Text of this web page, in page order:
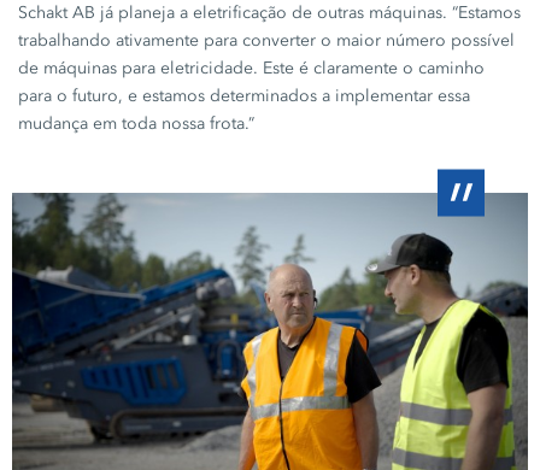
Schakt AB já planeja a eletrificação de outras máquinas. “Estamos
trabalhando ativamente para converter o maior número possível
de máquinas para eletricidade. Este é claramente o caminho
para o futuro, e estamos determinados a implementar essa
mudança em toda nossa frota.”